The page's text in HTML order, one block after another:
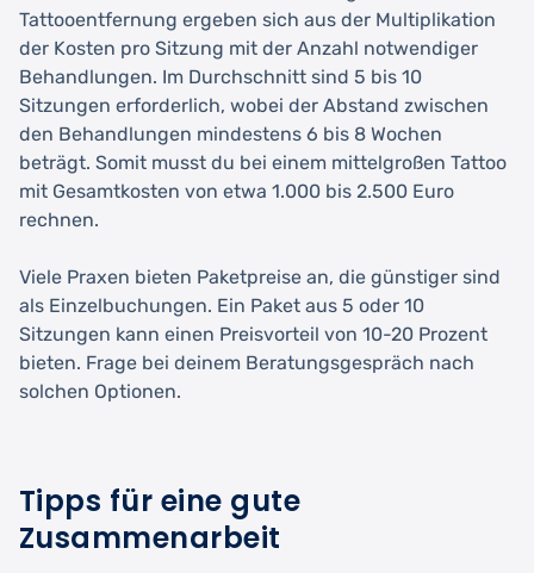
Tattooentfernung ergeben sich aus der Multiplikation
der Kosten pro Sitzung mit der Anzahl notwendiger
Behandlungen. Im Durchschnitt sind 5 bis 10
Sitzungen erforderlich, wobei der Abstand zwischen
den Behandlungen mindestens 6 bis 8 Wochen
beträgt. Somit musst du bei einem mittelgroßen Tattoo
mit Gesamtkosten von etwa 1.000 bis 2.500 Euro
rechnen.
Viele Praxen bieten Paketpreise an, die günstiger sind
als Einzelbuchungen. Ein Paket aus 5 oder 10
Sitzungen kann einen Preisvorteil von 10-20 Prozent
bieten. Frage bei deinem Beratungsgespräch nach
solchen Optionen.
Tipps für eine gute
Zusammenarbeit